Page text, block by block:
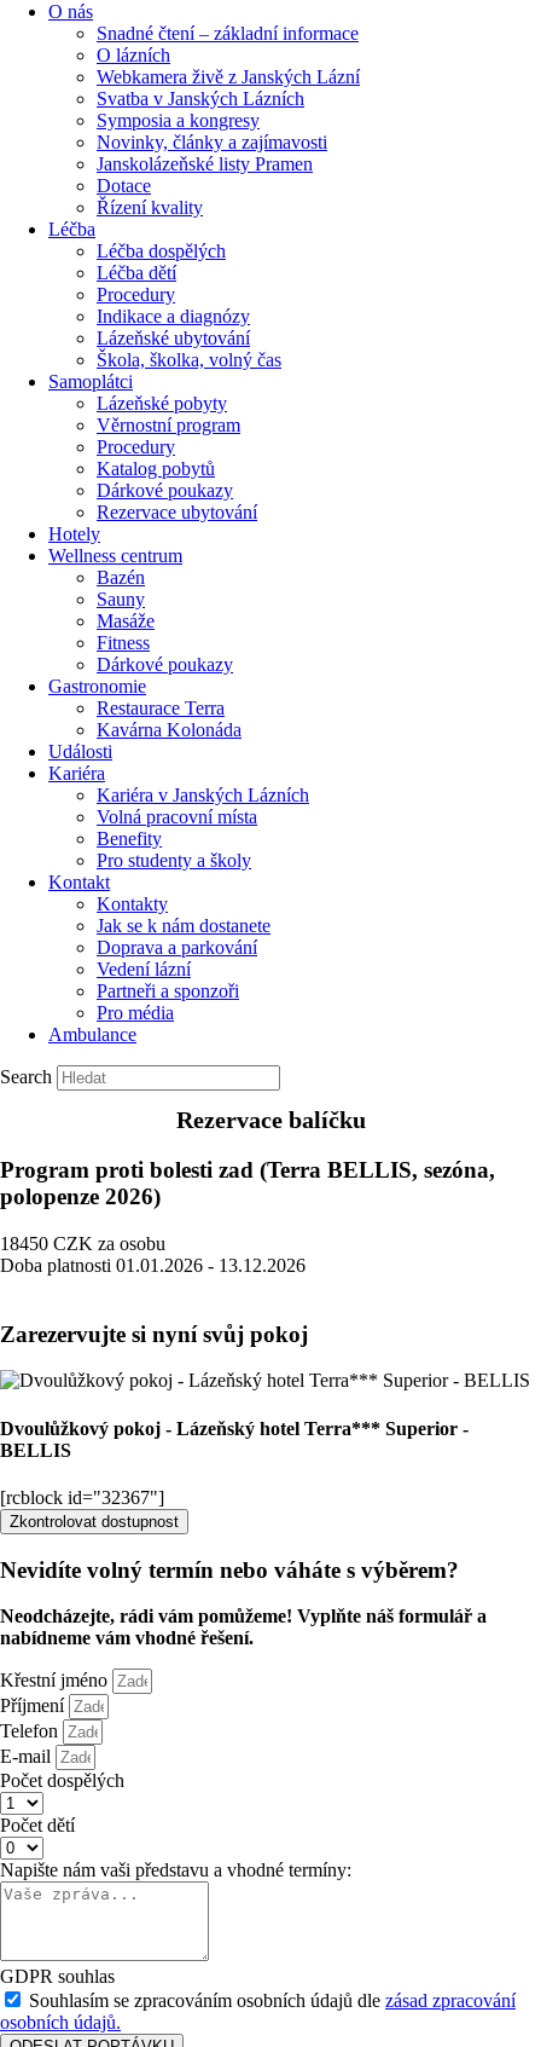
O nás
Snadné čtení – základní informace
O lázních
Webkamera živě z Janských Lázní
Svatba v Janských Lázních
Symposia a kongresy
Novinky, články a zajímavosti
Janskolázeňské listy Pramen
Dotace
Řízení kvality
Léčba
Léčba dospělých
Léčba dětí
Procedury
Indikace a diagnózy
Lázeňské ubytování
Škola, školka, volný čas
Samoplátci
Lázeňské pobyty
Věrnostní program
Procedury
Katalog pobytů
Dárkové poukazy​
Rezervace ubytování
Hotely
Wellness centrum
Bazén
Sauny
Masáže
Fitness
Dárkové poukazy​
Gastronomie
Restaurace Terra
Kavárna Kolonáda
Události
Kariéra
Kariéra v Janských Lázních
Volná pracovní místa
Benefity
Pro studenty a školy
Kontakt
Kontakty
Jak se k nám dostanete
Doprava a parkování
Vedení lázní
Partneři a sponzoři
Pro média
Ambulance
Search
Rezervace balíčku
Program proti bolesti zad (Terra BELLIS, sezóna,
polopenze 2026)
18450 CZK za osobu
Doba platnosti 01.01.2026 - 13.12.2026
Zarezervujte si nyní svůj pokoj
Dvoulůžkový pokoj - Lázeňský hotel Terra*** Superior -
BELLIS
[rcblock id="32367"]
Zkontrolovat dostupnost
Nevidíte volný termín nebo váháte s výběrem?
Neodcházejte, rádi vám pomůžeme! Vyplňte náš formulář a
nabídneme vám vhodné řešení.
Křestní jméno
Příjmení
Telefon
E-mail
Počet dospělých
Počet dětí
Napište nám vaši představu a vhodné termíny:
GDPR souhlas
Souhlasím se zpracováním osobních údajů dle zásad zpracování
osobních údajů.